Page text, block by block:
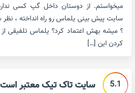
میخواستم. از دوستان داخل گپ کسی
سایت پیش بینی یلماس رو راه انداخته ،
؟ میشه بهش اعتماد کرد؟ یلماس تلفیقی
کردن این […]
5.1 سایت تاک تیک معتبر است